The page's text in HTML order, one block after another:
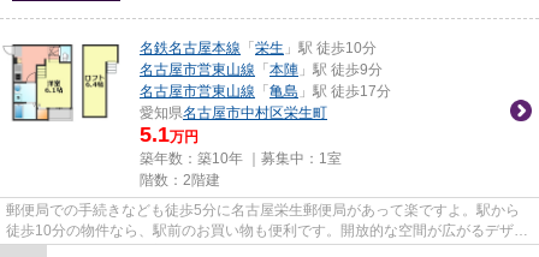
名鉄名古屋本線 「 栄生 」駅 徒歩10分
名古屋市営東山線 「 本陣 」駅 徒歩9分
名古屋市営東山線 「 亀島 」駅 徒歩17分
愛知県名古屋市中村区栄生町
5.1万円
築年数：築10年 ｜募集中： 1室
階数：2階建
郵便局での手続きなども徒歩5分に名古屋栄生郵便局があって楽ですよ。駅から
徒歩10分の物件なら、駅前のお買い物も便利です。開放的な空間が広がるデザイ